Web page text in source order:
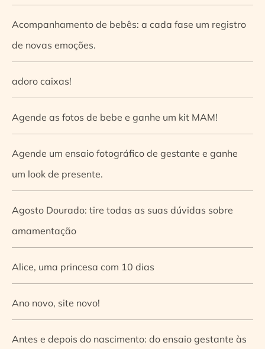
Acompanhamento de bebês: a cada fase um registro
de novas emoções.
adoro caixas!
Agende as fotos de bebe e ganhe um kit MAM!
Agende um ensaio fotográfico de gestante e ganhe
um look de presente.
Agosto Dourado: tire todas as suas dúvidas sobre
amamentação
Alice, uma princesa com 10 dias
Ano novo, site novo!
Antes e depois do nascimento: do ensaio gestante às